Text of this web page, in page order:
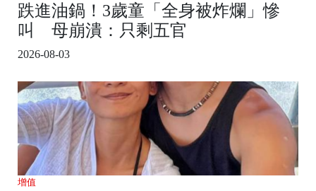
跌進油鍋！3歲童「全身被炸爛」慘
叫 母崩潰：只剩五官
2026-08-03
增值